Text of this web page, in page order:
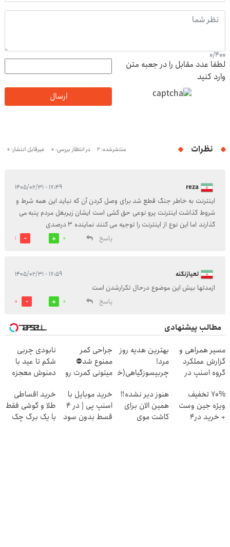
0/400
لطفا عدد مقابل را در جعبه متن
وارد کنید
ارسال
نظرات منتشرشده: 2 در انتظار بررسی: 0 غیرقابل انتشار: 0
reza ۱۷:۴۹ - ۱۴۰۵/۰۲/۳۱
اینترنت به خاطر جنگ قطع شد برای وصل کردن آن که نباید این همه شرط و
شروط گذاشت اینترنت پرو نوعی حق کشی است ایشان زیربغل مردم پنبه می
گذارند اما این نوع از اینترنت را توجیه می کنند نماینده 3 درصدی
پاسخ
0
1
لعیازنگنه ۱۷:۵۹ - ۱۴۰۵/۰۲/۳۱
ازمدتها بیش این موضوع درحال تکرارشدن است
پاسخ
0
0
مطالب پیشنهادی
مسیر همراهی و
گزارش عملکرد
گروه اسنپ در
بهترین هدیه روز
مرد!
چربیسوزگیاهی(خرید60%تخفیف
جراحی کمر
ممنوع شد⛔
میتونی کمرت رو
کنی! 👈🏻
پرسش‌نامه
نابودی چربی
شکم تا عید با
دمنوش معجزه
70% تخفیف
ویژه جین وست
+ خرید در4
هنوز دیر نشده‼️
همین الان برای
کاشت موی
خرید موبایل با
اسنپ پی | در ۴
قسط بدون سود
خرید اقساطی
طلا و گوشی فقط
با یک برگ چک